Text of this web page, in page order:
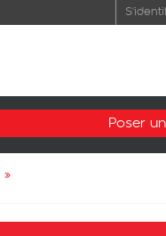
Poser
»